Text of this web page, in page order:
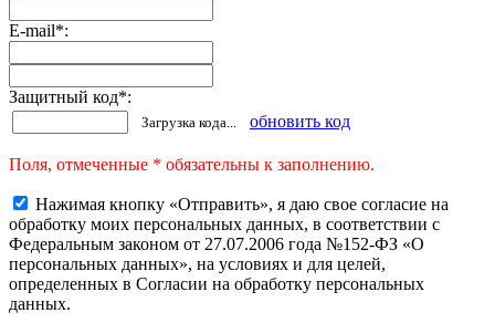
E-mail*:
Защитный код*:
Загрузка кода... обновить код
Поля, отмеченные * обязательны к заполнению.
Нажимая кнопку «Отправить», я даю свое согласие на
обработку моих персональных данных, в соответствии с
Федеральным законом от 27.07.2006 года №152-ФЗ «О
персональных данных», на условиях и для целей,
определенных в Согласии на обработку персональных
данных.